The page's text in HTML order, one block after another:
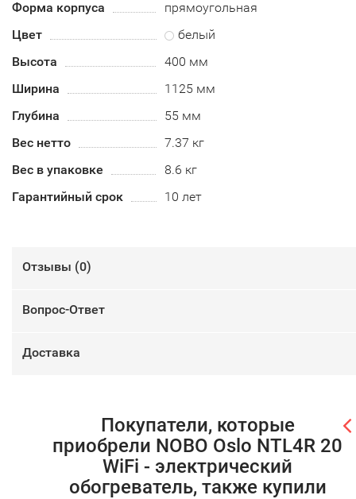
Форма корпуса
прямоугольная
Цвет
белый
Высота
400 мм
Ширина
1125 мм
Глубина
55 мм
Вес нетто
7.37 кг
Вес в упаковке
8.6 кг
Гарантийный срок
10 лет
Отзывы (0)
Вопрос-Ответ
Доставка
Покупатели, которые
приобрели NOBO Oslo NTL4R 20
WiFi - электрический
обогреватель, также купили